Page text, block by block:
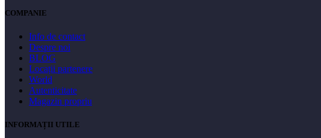
COMPANIE
Info de contact
Despre noi
BLOG
Locații partenere
World
Autenticitate
Magazin propriu
INFORMAȚII UTILE